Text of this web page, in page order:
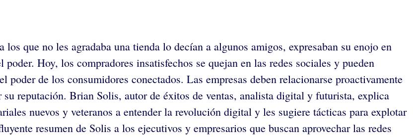
que no les agradaba una tienda lo decían a algunos amigos, expresaban su enojo en
Hoy, los compradores insatisfechos se quejan en las redes sociales y pueden
poder de los consumidores conectados. Las empresas deben relacionarse proactivamente
reputación. Brian Solis, autor de éxitos de ventas, analista digital y futurista, explica
nuevos y veteranos a entender la revolución digital y les sugiere tácticas para explotar
resumen de Solis a los ejecutivos y empresarios que buscan aprovechar las redes